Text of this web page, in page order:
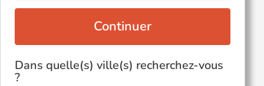
Continuer
Dans quelle(s) ville(s) recherchez-vous
?